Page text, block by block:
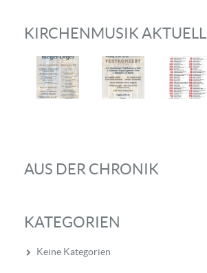
KIRCHENMUSIK AKTUELL
AUS DER CHRONIK
KATEGORIEN
Keine Kategorien